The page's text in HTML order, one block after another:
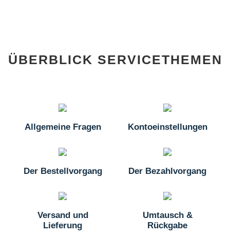
ÜBERBLICK SERVICETHEMEN
Allgemeine Fragen Kontoeinstellungen
Der Bestellvorgang Der Bezahlvorgang
Versand und
Lieferung
Umtausch &
Rückgabe